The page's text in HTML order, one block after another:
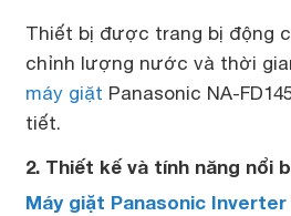
Thiết bị được trang bị động
chỉnh lượng nước và thời
máy giặt Panasonic NA-
tiết.
2. Thiết kế và tính năng nổi
Máy giặt Panasonic Inverter